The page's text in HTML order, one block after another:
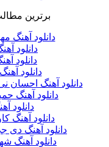
برترین
دانلود آهنگ
دانلود
دانلود
دانلود
دانلود آهنگ احسان
دانلود آهنگ
دانلود
دانلود آهنگ
دانلود آهنگ دی
دانلود آهنگ